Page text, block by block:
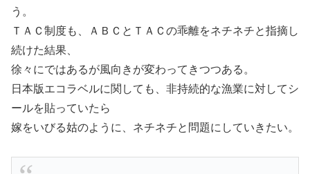
う。
ＴＡＣ制度も、ＡＢＣとＴＡＣの乖離をネチネチと指摘し
続けた結果、
徐々にではあるが風向きが変わってきつつある。
日本版エコラベルに関しても、非持続的な漁業に対してシ
ールを貼っていたら
嫁をいびる姑のように、ネチネチと問題にしていきたい。